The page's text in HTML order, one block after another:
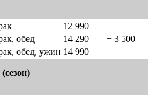
12 990
+ 3 500
обед
14 290
обед, ужин 14 990